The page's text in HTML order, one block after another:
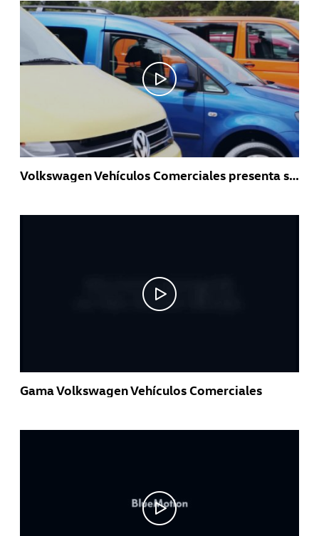
Volkswagen Vehículos Comerciales presenta su nueva Gama 4Motion
Gama Volkswagen Vehículos Comerciales